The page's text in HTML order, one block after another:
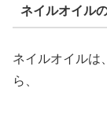
ネイルオイル
ネイルオイルは
ら、